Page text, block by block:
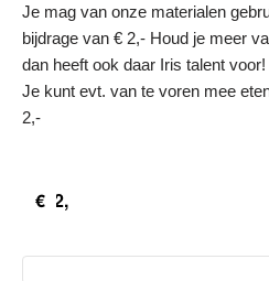
Je mag van onze materialen
bijdrage van € 2,- Houd je meer
dan heeft ook daar Iris talent voor!
Je kunt evt. van te voren mee
2,-
€2,